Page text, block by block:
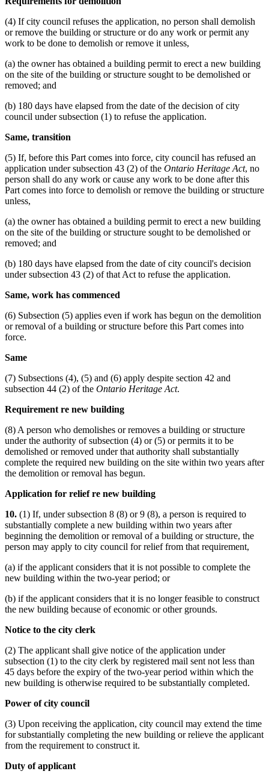
(4) If city council refuses the application, no person shall demolish
or remove the building or structure or do any work or permit any
work to be done to demolish or remove it unless,
(a) the owner has obtained a building permit to erect a new building
on the site of the building or structure sought to be demolished or
removed; and
(b) 180 days have elapsed from the date of the decision of city
council under subsection (1) to refuse the application.
Same, transition
(5) If, before this Part comes into force, city council has refused an
application under subsection 43 (2) of the Ontario Heritage Act, no
person shall do any work or cause any work to be done after this
Part comes into force to demolish or remove the building or structure
unless,
(a) the owner has obtained a building permit to erect a new building
on the site of the building or structure sought to be demolished or
removed; and
(b) 180 days have elapsed from the date of city council's decision
under subsection 43 (2) of that Act to refuse the application.
Same, work has commenced
(6) Subsection (5) applies even if work has begun on the demolition
or removal of a building or structure before this Part comes into
force.
Same
(7) Subsections (4), (5) and (6) apply despite section 42 and
subsection 44 (2) of the Ontario Heritage Act.
Requirement re new building
(8) A person who demolishes or removes a building or structure
under the authority of subsection (4) or (5) or permits it to be
demolished or removed under that authority shall substantially
complete the required new building on the site within two years after
the demolition or removal has begun.
Application for relief re new building
10. (1) If, under subsection 8 (8) or 9 (8), a person is required to
substantially complete a new building within two years after
beginning the demolition or removal of a building or structure, the
person may apply to city council for relief from that requirement,
(a) if the applicant considers that it is not possible to complete the
new building within the two-year period; or
(b) if the applicant considers that it is no longer feasible to construct
the new building because of economic or other grounds.
Notice to the city clerk
(2) The applicant shall give notice of the application under
subsection (1) to the city clerk by registered mail sent not less than
45 days before the expiry of the two-year period within which the
new building is otherwise required to be substantially completed.
Power of city council
(3) Upon receiving the application, city council may extend the time
for substantially completing the new building or relieve the applicant
from the requirement to construct it.
Duty of applicant